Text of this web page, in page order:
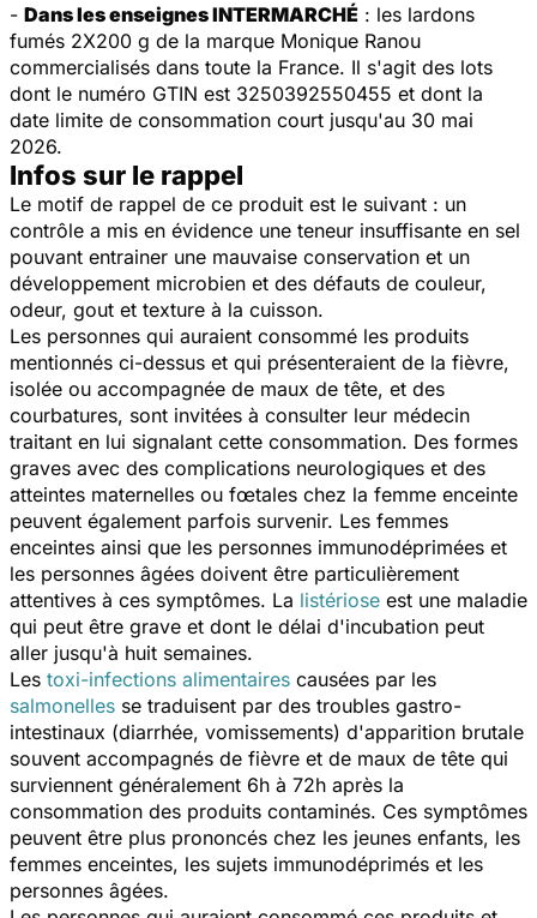
- Dans les enseignes INTERMARCHÉ : les lardons
fumés 2X200 g de la marque Monique Ranou
commercialisés dans toute la France. Il s'agit des lots
dont le numéro GTIN est 3250392550455 et dont la
date limite de consommation court jusqu'au 30 mai
2026.
Infos sur le rappel
Le motif de rappel de ce produit est le suivant : un
contrôle a mis en évidence une teneur insuffisante en sel
pouvant entrainer une mauvaise conservation et un
développement microbien et des défauts de couleur,
odeur, gout et texture à la cuisson.
Les personnes qui auraient consommé les produits
mentionnés ci-dessus et qui présenteraient de la fièvre,
isolée ou accompagnée de maux de tête, et des
courbatures, sont invitées à consulter leur médecin
traitant en lui signalant cette consommation. Des formes
graves avec des complications neurologiques et des
atteintes maternelles ou fœtales chez la femme enceinte
peuvent également parfois survenir. Les femmes
enceintes ainsi que les personnes immunodéprimées et
les personnes âgées doivent être particulièrement
attentives à ces symptômes. La listériose est une maladie
qui peut être grave et dont le délai d'incubation peut
aller jusqu'à huit semaines.
Les toxi-infections alimentaires causées par les
salmonelles se traduisent par des troubles gastro-
intestinaux (diarrhée, vomissements) d'apparition brutale
souvent accompagnés de fièvre et de maux de tête qui
surviennent généralement 6h à 72h après la
consommation des produits contaminés. Ces symptômes
peuvent être plus prononcés chez les jeunes enfants, les
femmes enceintes, les sujets immunodéprimés et les
personnes âgées.